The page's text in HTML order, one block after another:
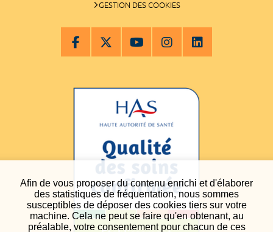
Afin de vous proposer du contenu enrichi et d'élaborer
des statistiques de fréquentation, nous sommes
susceptibles de déposer des cookies tiers sur votre
machine. Cela ne peut se faire qu'en obtenant, au
préalable, votre consentement pour chacun de ces
GESTION DES COOKIES